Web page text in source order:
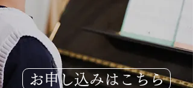
お申し込みはこちら